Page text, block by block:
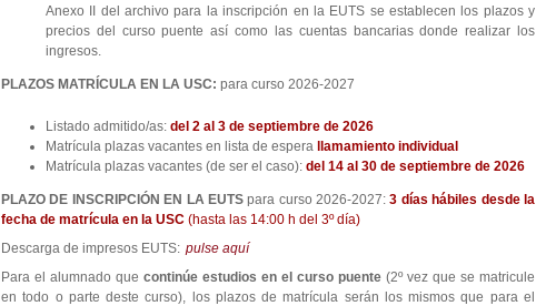
Anexo II del archivo para la inscripción en la EUTS se establecen los plazos y
precios del curso puente así como las cuentas bancarias donde realizar los
ingresos.
PLAZOS MATRÍCULA EN LA USC: para curso 2026-2027
Listado admitido/as: del 2 al 3 de septiembre de 2026
Matrícula plazas vacantes en lista de espera
llamamiento individual
Matrícula plazas vacantes (de ser el caso): del 14 al 30 de septiembre de 2026
PLAZO DE INSCRIPCIÓN EN LA EUTSpara curso 2026-2027:3 días hábiles desde la
fecha de matrícula en la USC (hasta las 14:00 h del 3º día)
Descarga de impresos EUTS: pulse aquí
Para el alumnado que continúe estudios en el curso puente (2º vez que se matricule
en todo o parte deste curso), los plazos de matrícula serán los mismos que para el